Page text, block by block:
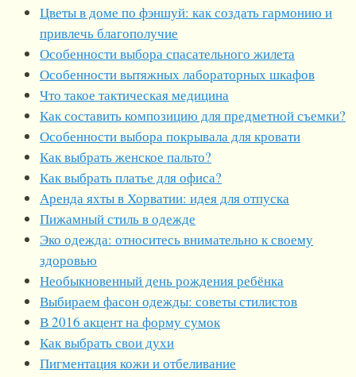
Цветы в доме по фэншуй: как создать гармонию и
привлечь благополучие
Особенности выбора спасательного жилета
Особенности вытяжных лабораторных шкафов
Что такое тактическая медицина
Как составить композицию для предметной съемки?
Особенности выбора покрывала для кровати
Как выбрать женское пальто?
Как выбрать платье для офиса?
Аренда яхты в Хорватии: идея для отпуска
Пижамный стиль в одежде
Эко одежда: относитесь внимательно к своему
здоровью
Необыкновенный день рождения ребёнка
Выбираем фасон одежды: советы стилистов
В 2016 акцент на форму сумок
Как выбрать свои духи
Пигментация кожи и отбеливание